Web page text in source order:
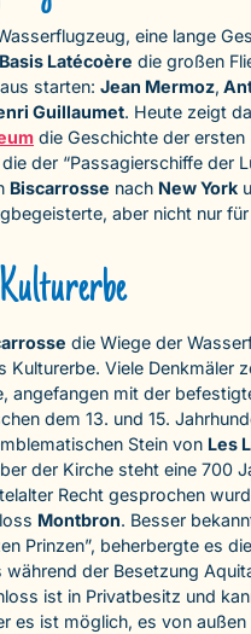
eine lange
Basis Latécoère die großen
starten: Jean Mermoz,
Guillaumet. Heute zeigt
die Geschichte der ersten
der “Passagierschiffe der
Biscarrosse nach New York
aber nicht nur für
die Wiege der
Kulturerbe. Viele Denkmäler
angefangen mit der
dem 13. und 15.
Stein von Les
der Kirche steht eine 700
Recht gesprochen
Montbron. Besser
Prinzen”, beherbergte es
während der Besetzung
ist in Privatbesitz und
es ist möglich, es von außen